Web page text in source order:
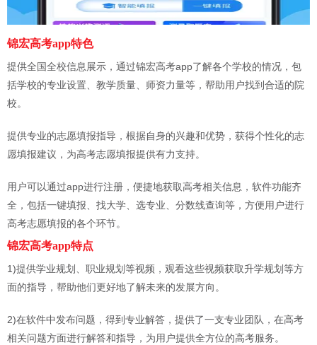
锦宏高考app特色
提供全国全校信息展示，通过锦宏高考app了解各个学校的情况，包
括学校的专业设置、教学质量、师资力量等，帮助用户找到合适的院
校。
提供专业的志愿填报指导，根据自身的兴趣和优势，获得个性化的志
愿填报建议，为高考志愿填报提供有力支持。
用户可以通过app进行注册，便捷地获取高考相关信息，软件功能齐
全，包括一键填报、找大学、选专业、分数线查询等，方便用户进行
高考志愿填报的各个环节。
锦宏高考app特点
1)提供学业规划、职业规划等视频，观看这些视频获取升学规划等方
面的指导，帮助他们更好地了解未来的发展方向。
2)在软件中发布问题，得到专业解答，提供了一支专业团队，在高考
相关问题方面进行解答和指导，为用户提供全方位的高考服务。